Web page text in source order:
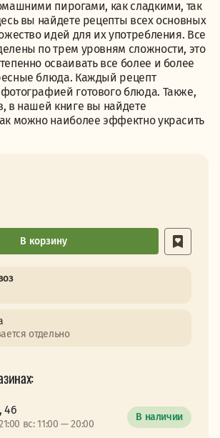
пирогами, как сладкими, так
вы найдете рецепты всех основных
идей для их употребления. Все
по трем уровням сложности, это
осваивать все более и более
блюда. Каждый рецепт
готового блюда. Также,
в нашей книге вы найдете
можно наиболее эффектно украсить
В корзину
отдельно
46
вс: 11:00 — 20:00
В наличии